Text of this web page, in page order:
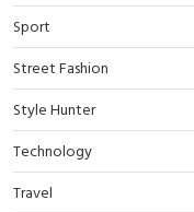
Sport
Street Fashion
Style Hunter
Technology
Travel